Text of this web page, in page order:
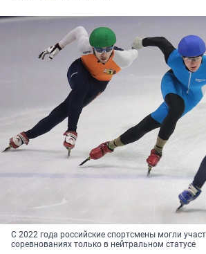
С 2022 года российские спортсмены могли
соревнованиях только в нейтральном статусе